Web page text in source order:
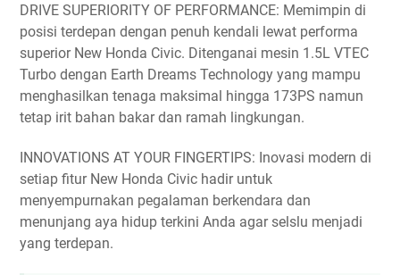
DRIVE SUPERIORITY OF PERFORMANCE: Memimpin di
posisi terdepan dengan penuh kendali lewat performa
superior New Honda Civic. Ditenganai mesin 1.5L VTEC
Turbo dengan Earth Dreams Technology yang mampu
menghasilkan tenaga maksimal hingga 173PS namun
tetap irit bahan bakar dan ramah lingkungan.
INNOVATIONS AT YOUR FINGERTIPS: Inovasi modern di
setiap fitur New Honda Civic hadir untuk
menyempurnakan pegalaman berkendara dan
menunjang aya hidup terkini Anda agar selslu menjadi
yang terdepan.